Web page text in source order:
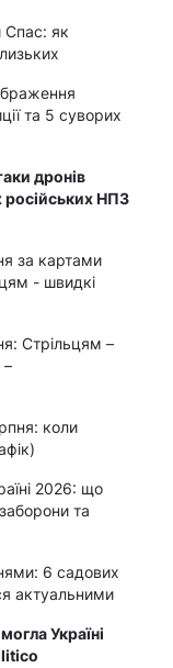
Спас: як
та 5 суворих
дронів
російських НПЗ
за картами
- швидкі
Стрільцям –
–
коли
2026: що
та
6 садових
актуальними
Україні